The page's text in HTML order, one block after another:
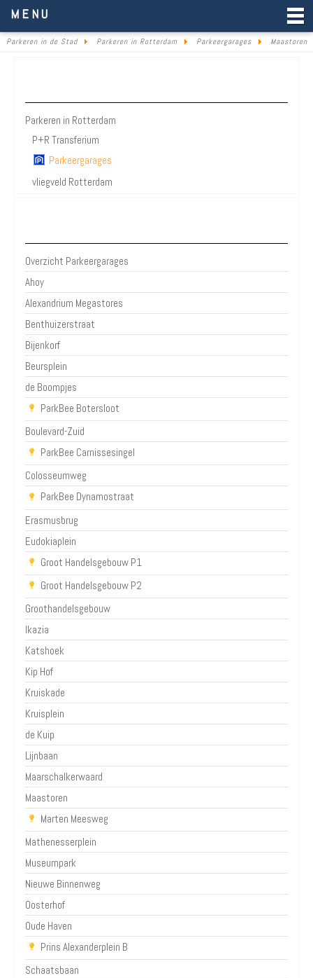
MENU
Parkeren in de Stad Parkeren in Rotterdam Parkeergarages Maastoren
Parkeren in Rotterdam
P+R Transferium
Parkeergarages
vliegveld Rotterdam
Overzicht Parkeergarages
Ahoy
Alexandrium Megastores
Benthuizerstraat
Bijenkorf
Beursplein
de Boompjes
ParkBee Botersloot
Boulevard-Zuid
ParkBee Carnissesingel
Colosseumweg
ParkBee Dynamostraat
Erasmusbrug
Eudokiaplein
Groot Handelsgebouw P1
Groot Handelsgebouw P2
Groothandelsgebouw
Ikazia
Katshoek
Kip Hof
Kruiskade
Kruisplein
de Kuip
Lijnbaan
Maarschalkerwaard
Maastoren
Marten Meesweg
Mathenesserplein
Museumpark
Nieuwe Binnenweg
Oosterhof
Oude Haven
Prins Alexanderplein B
Schaatsbaan